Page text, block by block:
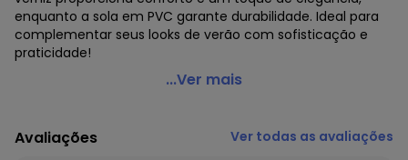
enquanto a sola em PVC garante durabilidade. Ideal para
complementar seus looks de verão com sofisticação e
praticidade!
Perfecta - Rasteirinha Nude em Verniz com Tiras
Código do produto: 3222570
...Ver mais
Avaliações Ver todas as avaliações